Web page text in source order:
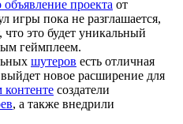
проекта от
игры пока не разглашается,
это будет уникальный
геймплеем.
шутеров есть отличная
новое расширение для
контенте создатели
, а также внедрили